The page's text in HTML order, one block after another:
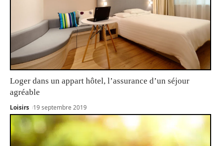
Loger dans un appart hôtel, l’assurance d’un séjour
agréable
Loisirs 19 septembre 2019